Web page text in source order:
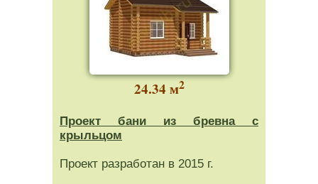
24.34 м2
Проект бани из бревна с
крыльцом
Проект разработан в 2015 г.